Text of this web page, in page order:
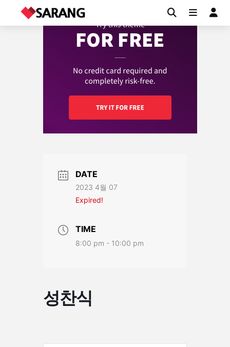
DATE
2023 4월 07
Expired!
TIME
8:00 pm - 10:00 pm
성찬식